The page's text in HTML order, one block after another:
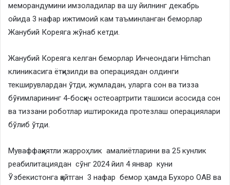
меморандумини имзоладилар ва шу йилнинг декабрь
ойида 3 нафар ижтимоий кам таъминланган беморлар
Жанубий Кореяга жўнаб кетди.
Жанубий Кореяга келган беморлар Инчеондаги Himchan
клиникасига ётқизилди ва операциядан олдинги
текширувлардан ўтди, жумладан, уларга сон ва тизза
бўғимларининг 4-босқич остеоартрити ташхиси асосида сон
ва тиззани роботлар иштирокида протезлаш операциялари
бўлиб ўтди.
Муваффақиятли жарроҳлик амалиётларини ва 25 кунлик
реабилитациядан сўнг 2024 йил 4 январ куни
Ўзбекистонга қайтган 3 нафар бемор ҳамда Бухоро ОАВ ва